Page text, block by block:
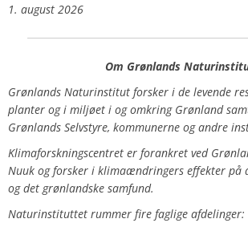
1. august 2026
Om Grønlands
Grønlands Naturinstitut forsker i de levende
planter og i miljøet i og omkring Grønland
Grønlands Selvstyre, kommunerne og andre
Klimaforskningscentret er forankret ved
Nuuk og forsker i klimaændringers effekter på
og det grønlandske samfund.
Naturinstituttet rummer fire faglige afdelinger: